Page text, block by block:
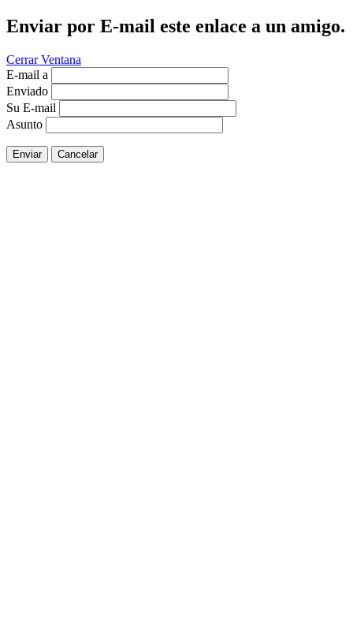
Enviar por E-mail este enlace a un amigo.
Cerrar Ventana
E-mail a
Enviado
Su E-mail
Asunto
Enviar Cancelar